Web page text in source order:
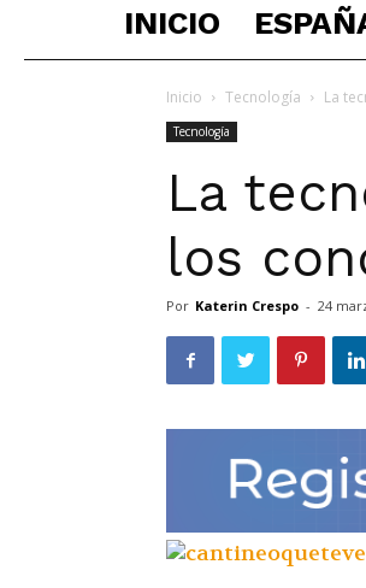
INICIO
Inicio Tecnología La
Tecnología
La
los
Por Katerin Crespo - 24